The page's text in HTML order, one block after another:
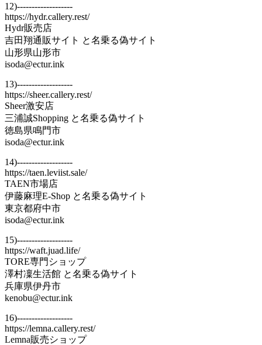
12)-------------------
https://hydr.callery.rest/
Hydr販売店
吉田翔通販サイト と名乗る偽サイト
山形県山形市
isoda@ectur.ink
13)-------------------
https://sheer.callery.rest/
Sheer激安店
三浦誠Shopping と名乗る偽サイト
徳島県鳴門市
isoda@ectur.ink
14)-------------------
https://taen.leviist.sale/
TAEN市場店
伊藤麻理E-Shop と名乗る偽サイト
東京都府中市
isoda@ectur.ink
15)-------------------
https://waft.juad.life/
TORE専門ショップ
澤村凜生活館 と名乗る偽サイト
兵庫県伊丹市
kenobu@ectur.ink
16)-------------------
https://lemna.callery.rest/
Lemna販売ショップ